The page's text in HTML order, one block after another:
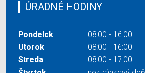
ÚRADNÉ HODINY
Pondelok
08:00 - 16:00
Utorok
08:00 - 16:00
Streda
08:00 - 17:00